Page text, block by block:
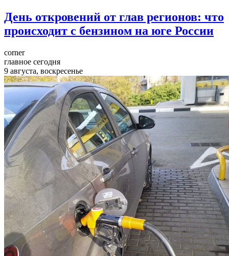
День откровений от глав регионов: что
происходит с бензином на юге России
corner
главное сегодня
9 августа, воскресенье